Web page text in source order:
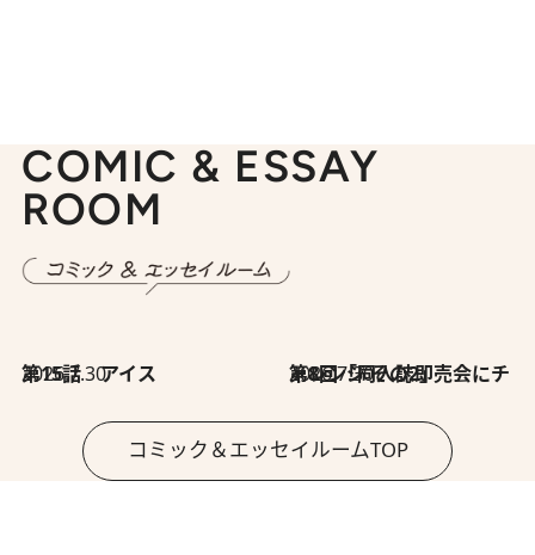
COMIC & ESSAY
ROOM
2026.7.30
第15話 アイス 2026.7.30
第8回「同人誌即売会にチャレンジ その2」
コミック＆エッセイルームTOP